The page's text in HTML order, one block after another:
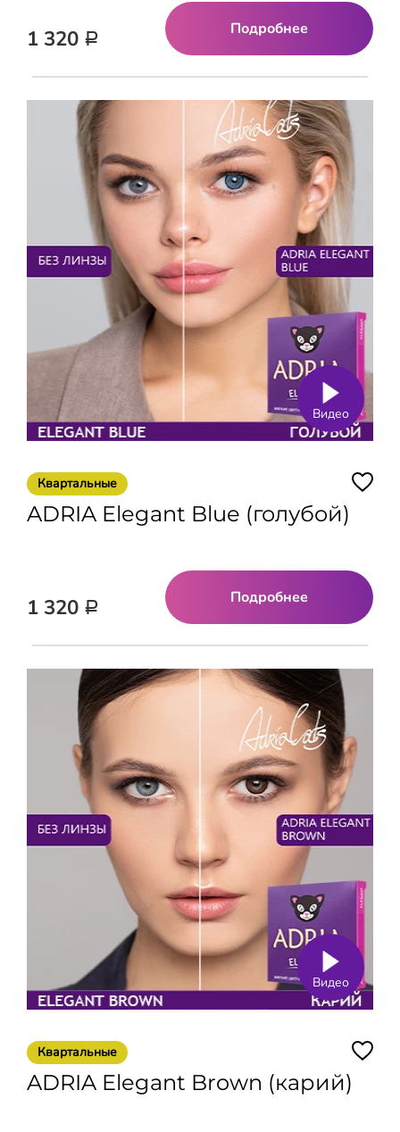
1 320 Р
Подробнее
Видео
Квартальные
ADRIA Elegant Blue (голубой)
1 320 Р
Подробнее
Видео
Квартальные
ADRIA Elegant Brown (карий)